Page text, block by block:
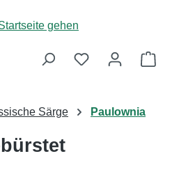
Särge Paulownia